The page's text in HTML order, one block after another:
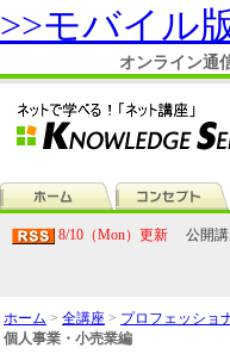
>>モバイル
オンライン通
8/10（Mon）更新 公開講
ホーム > 全講座 > プロフェッショ
個人事業・小売業編